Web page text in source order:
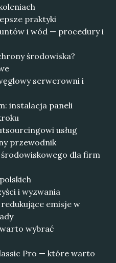
praktyki
i wód — procedury i
środowiska?
serwerowni i
instalacja paneli
usług
przewodnik
dla firm
i wyzwania
emisje w
wybrać
Pro — które warto